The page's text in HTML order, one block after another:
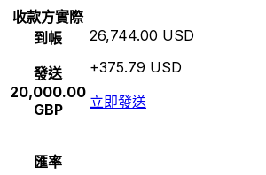
收款方實際
到帳
發送
20,000.00
GBP
26,744.00 USD
+375.79 USD
立即發送
匯率